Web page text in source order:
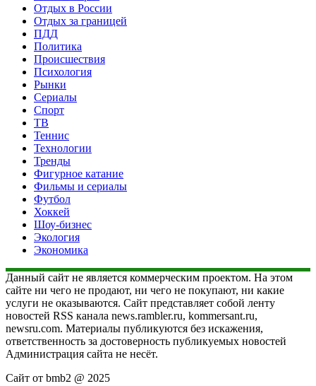
Отдых в России
Отдых за границей
ПДД
Политика
Происшествия
Психология
Рынки
Сериалы
Спорт
ТВ
Теннис
Технологии
Тренды
Фигурное катание
Фильмы и сериалы
Футбол
Хоккей
Шоу-бизнес
Экология
Экономика
Данный сайт не является коммерческим проектом. На этом
сайте ни чего не продают, ни чего не покупают, ни какие
услуги не оказываются. Сайт представляет собой ленту
новостей RSS канала news.rambler.ru, kommersant.ru,
newsru.com. Материалы публикуются без искажения,
ответственность за достоверность публикуемых новостей
Администрация сайта не несёт.
Сайт от bmb2 @ 2025